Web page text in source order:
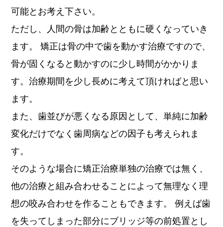
可能とお考え下さい。
ただし、人間の骨は加齢とともに硬くなっていき
ます。 矯正は骨の中で歯を動かす治療ですので、
骨が固くなると動かすのに少し時間がかかりま
す。治療期間を少し長めに考えて頂ければと思い
ます。
また、歯並びが悪くなる原因として、単純に加齢
変化だけでなく歯周病などの因子も考えられま
す。
そのような場合に矯正治療単独の治療では無く、
他の治療と組み合わせることによって無理なく理
想の咬み合わせを作ることもできます。 例えば歯
を失ってしまった部分にブリッジ等の前処置とし